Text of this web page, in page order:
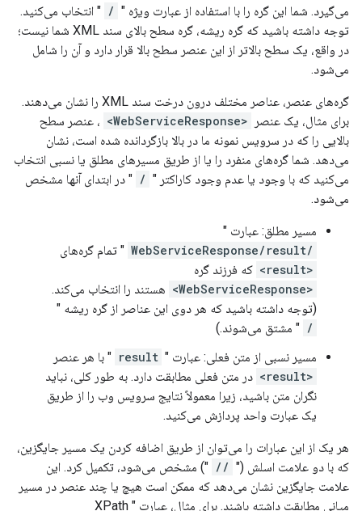
می‌گیرد. شما این گره را با استفاده از عبارت ویژه " / " انتخاب می‌کنید.
توجه داشته باشید که گره ریشه، گره سطح بالای سند XML شما نیست؛
در واقع، یک سطح بالاتر از این عنصر سطح بالا قرار دارد و آن را شامل
می‌شود.
گره‌های عنصر، عناصر مختلف درون درخت سند XML را نشان می‌دهند.
برای مثال، یک عنصر
<WebServiceResponse>
، عنصر سطح
بالایی را که در سرویس نمونه ما در بالا بازگردانده شده است، نشان
می‌دهد. شما گره‌های منفرد را یا از طریق مسیرهای مطلق یا نسبی انتخاب
می‌کنید که با وجود یا عدم وجود کاراکتر " / " در ابتدای آنها مشخص
می‌شود.
مسیر مطلق: عبارت "
/WebServiceResponse/result
" تمام گره‌های
<result>
که فرزند گره
<WebServiceResponse>
هستند را انتخاب می‌کند.
(توجه داشته باشید که هر دوی این عناصر از گره ریشه "
/ " مشتق می‌شوند.)
مسیر نسبی از متن فعلی: عبارت " result " با هر عنصر
<result>
در متن فعلی مطابقت دارد. به طور کلی، نباید
نگران متن باشید، زیرا معمولاً نتایج سرویس وب را از طریق
یک عبارت واحد پردازش می‌کنید.
هر یک از این عبارات را می‌توان از طریق اضافه کردن یک مسیر جایگزین،
که با دو علامت اسلش (" // ") مشخص می‌شود، تکمیل کرد. این
علامت جایگزین نشان می‌دهد که ممکن است هیچ یا چند عنصر در مسیر
میانی مطابقت داشته باشند. برای مثال، عبارت XPath "